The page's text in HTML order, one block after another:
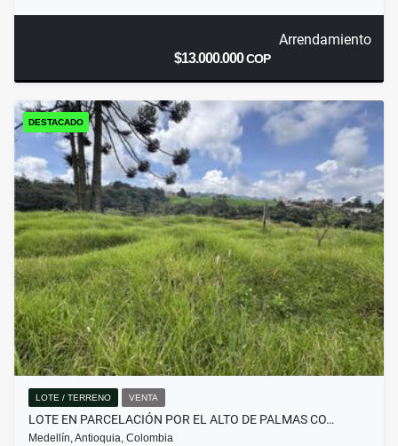
Arrendamiento
$13.000.000COP
DESTACADO
LOTE / TERRENO VENTA
LOTE EN PARCELACIÓN POR EL ALTO DE PALMAS CO…
Medellín, Antioquia, Colombia